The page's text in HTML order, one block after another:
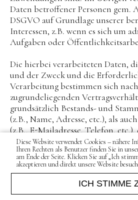
Daten betroffener Personen gem.
DSGVO auf Grundlage unserer
Interessen, z.B. wenn es sich um
Aufgaben oder
Die hierbei verarbeiteten Daten,
und der Zweck und die
Verarbeitung bestimmen sich
zugrundeliegenden
grundsätzlich Bestands- und
(z.B., Name, Adresse, etc.), als
(z.B., E-Mailadresse, Telefon,
(z.B., in Anspruch genommene
Inhalte und Informationen,
Kontaktpersonen) und sofern wir
Leistungen oder Produkte
(z.B., Bankverbindung,
Diese Website verwendet Cookies – nähere
Ihren Rechten als Benutzer finden Sie in
am Ende der Seite. Klicken Sie auf „Ich
akzeptieren und direkt unsere Website
ICH STIMME